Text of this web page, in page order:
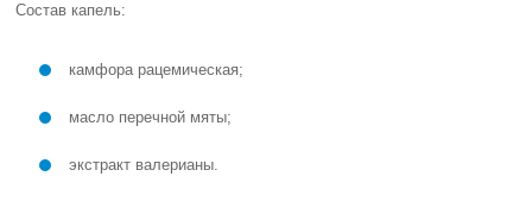
Состав капель:
камфора рацемическая;
масло перечной мяты;
экстракт валерианы.